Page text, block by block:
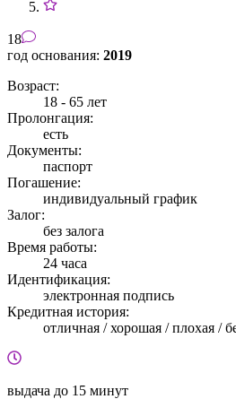
18
год основания: 2019
Возраст:
18 - 65 лет
Пролонгация:
есть
Документы:
паспорт
Погашение:
индивидуальный график
Залог:
без залога
Время работы:
24 часа
Идентификация:
электронная подпись
Кредитная история:
отличная / хорошая / плохая /
выдача до 15 минут